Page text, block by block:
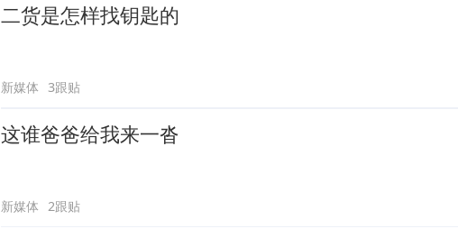
二货是怎样找钥匙的
新媒体 3跟贴
这谁爸爸给我来一沓
新媒体 2跟贴